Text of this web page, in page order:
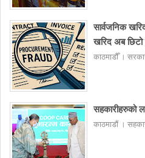
सार्वजनिक
खरिद अब
काठमाडौँ ।
सहकारीहरुको
काठमाडौं ।